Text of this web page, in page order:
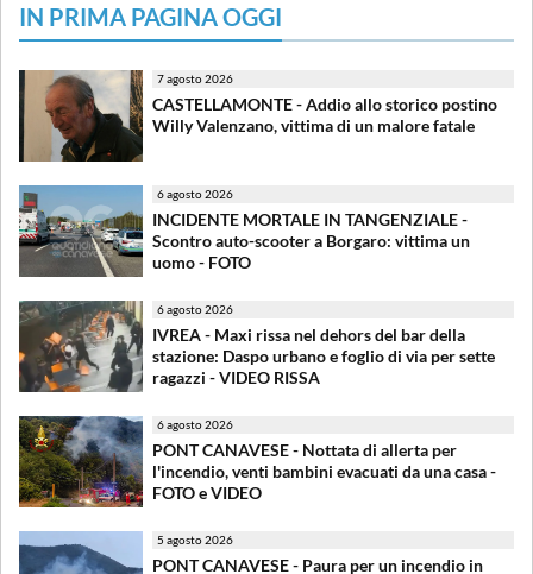
IN PRIMA PAGINA OGGI
7 agosto 2026
CASTELLAMONTE - Addio allo storico postino
Willy Valenzano, vittima di un malore fatale
6 agosto 2026
INCIDENTE MORTALE IN TANGENZIALE -
Scontro auto-scooter a Borgaro: vittima un
uomo - FOTO
6 agosto 2026
IVREA - Maxi rissa nel dehors del bar della
stazione: Daspo urbano e foglio di via per sette
ragazzi - VIDEO RISSA
6 agosto 2026
PONT CANAVESE - Nottata di allerta per
l'incendio, venti bambini evacuati da una casa -
FOTO e VIDEO
5 agosto 2026
PONT CANAVESE - Paura per un incendio in